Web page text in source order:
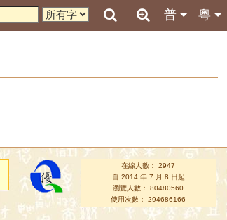
粵
普
在線人數： 2947
自 2014 年 7 月 8 日起
瀏覽人數： 80480560
使用次數： 294686166